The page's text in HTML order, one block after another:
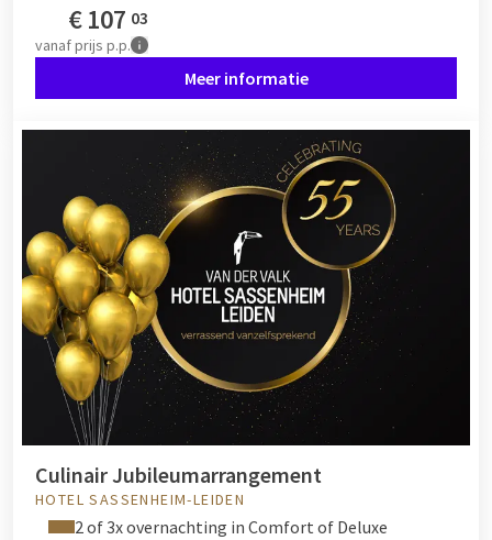
€107 03
vanafprijs p.p.
Meer informatie
Culinair Jubileumarrangement
HOTEL SASSENHEIM-LEIDEN
2 of 3x overnachting in Comfort of Deluxe